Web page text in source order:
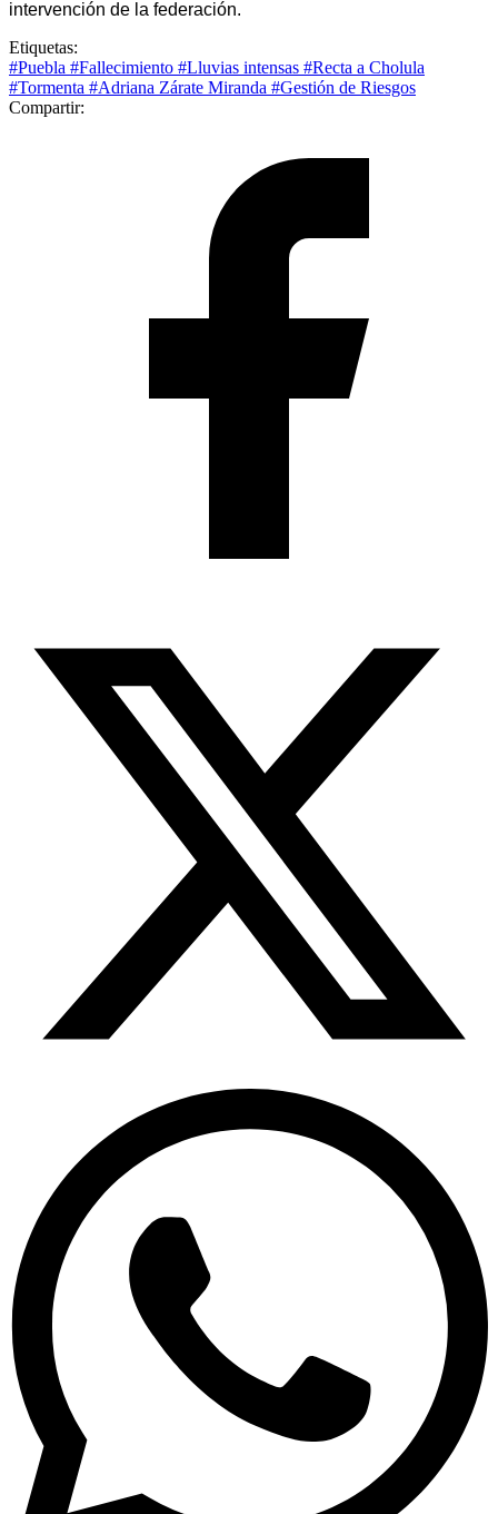
intervención de la federación.
Etiquetas:
#Puebla #Fallecimiento #Lluvias intensas #Recta a Cholula
#Tormenta #Adriana Zárate Miranda #Gestión de Riesgos
Compartir: